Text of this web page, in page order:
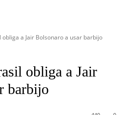
obliga a Jair Bolsonaro a usar barbijo
obliga a Jair
barbijo